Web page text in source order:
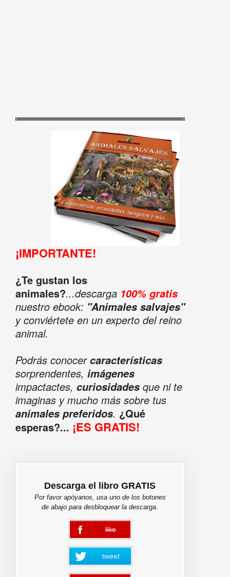
¡IMPORTANTE!
¿Te gustan los
animales?...descarga 100% gratis
nuestro ebook: "Animales salvajes"
y conviértete en un experto del reino
animal.
Podrás conocercaracterísticas
sorprendentes, imágenes
impactactes, curiosidadesque ni te
imaginas y mucho más sobre tus
animales preferidos. ¿Qué
esperas?... ¡ES GRATIS!
Descarga el libro GRATIS
Por favor apóyanos, usa uno de los botones
de abajo para desbloquear la descarga.
like
error
tweet